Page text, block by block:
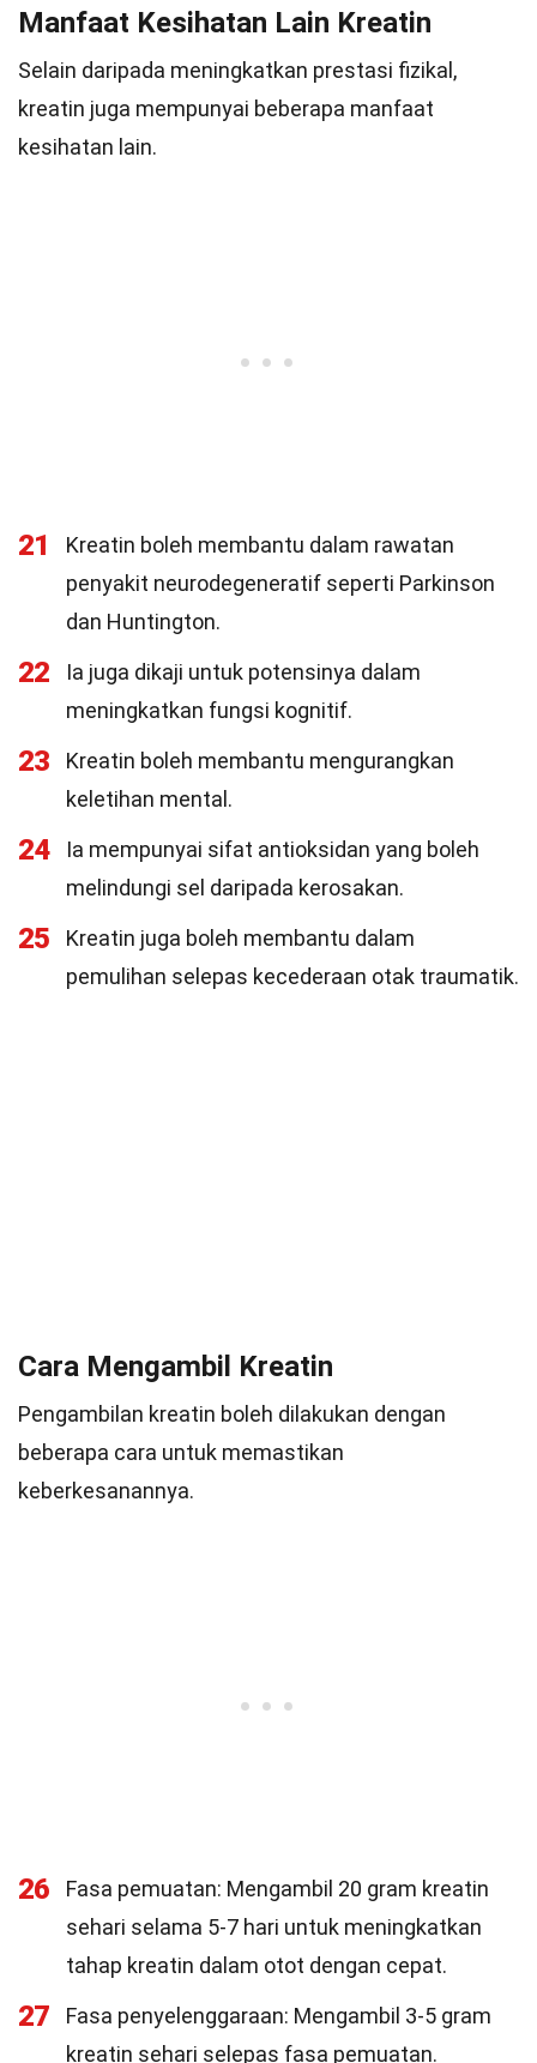
Manfaat Kesihatan Lain Kreatin
Selain daripada meningkatkan prestasi fizikal,
kreatin juga mempunyai beberapa manfaat
kesihatan lain.
21
Kreatin boleh membantu dalam rawatan
penyakit neurodegeneratif seperti Parkinson
dan Huntington.
22
Ia juga dikaji untuk potensinya dalam
meningkatkan fungsi kognitif.
23
Kreatin boleh membantu mengurangkan
keletihan mental.
24
Ia mempunyai sifat antioksidan yang boleh
melindungi sel daripada kerosakan.
25
Kreatin juga boleh membantu dalam
pemulihan selepas kecederaan otak traumatik.
Cara Mengambil Kreatin
Pengambilan kreatin boleh dilakukan dengan
beberapa cara untuk memastikan
keberkesanannya.
26
Fasa pemuatan: Mengambil 20 gram kreatin
sehari selama 5-7 hari untuk meningkatkan
tahap kreatin dalam otot dengan cepat.
27
Fasa penyelenggaraan: Mengambil 3-5 gram
kreatin sehari selepas fasa pemuatan.